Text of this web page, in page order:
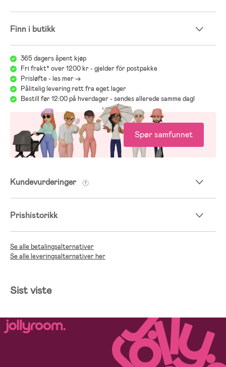
Finn i butikk
365 dagers åpent kjøp
Fri frakt* over 1200 kr - gjelder för postpakke
Prisløfte - les mer ->
Pålitelig levering rett fra eget lager
Bestill før 12:00 på hverdager - sendes allerede samme dag!
Spør samfunnet
Kundevurderinger
Prishistorikk
Se alle betalingsalternativer
Se alle leveringsalternativer her
Sist viste